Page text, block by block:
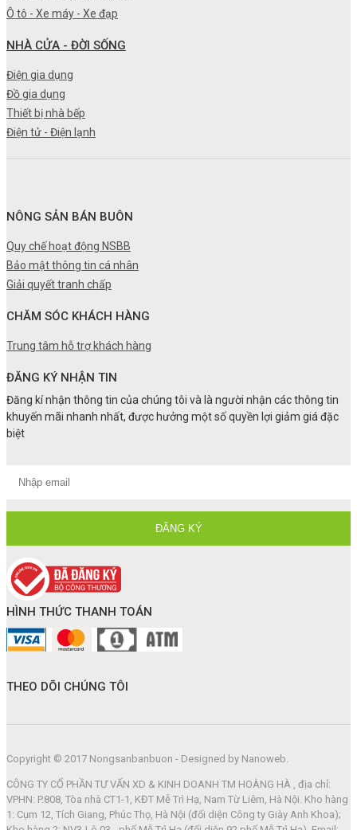
Ô tô - Xe máy - Xe đạp
NHÀ CỬA - ĐỜI SỐNG
Điện gia dụng
Đồ gia dụng
Thiết bị nhà bếp
Điện tử - Điện lạnh
NÔNG SẢN BÁN BUÔN
Quy chế hoạt động NSBB
Bảo mật thông tin cá nhân
Giải quyết tranh chấp
CHĂM SÓC KHÁCH HÀNG
Trung tâm hỗ trợ khách hàng
ĐĂNG KÝ NHẬN TIN
Đăng kí nhận thông tin của chúng tôi và là người nhận các thông tin
khuyến mãi nhanh nhất, được hưởng một số quyền lợi giảm giá đặc
biệt
HÌNH THỨC THANH TOÁN
THEO DÕI CHÚNG TÔI
Copyright © 2017 Nongsanbanbuon - Designed by Nanoweb.
CÔNG TY CỔ PHẦN TƯ VẤN XD & KINH DOANH TM HOÀNG HÀ , địa chỉ:
VPHN: P.808, Tòa nhà CT1-1, KĐT Mễ Trì Hạ, Nam Từ Liêm, Hà Nội. Kho hàng
1: Cụm 12, Tích Giang, Phúc Thọ, Hà Nội (đối diện Công ty Giày Anh Khoa);